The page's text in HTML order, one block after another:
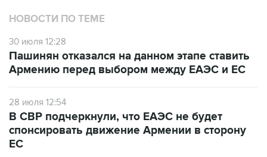
НОВОСТИ ПО ТЕМЕ
30 июля 12:28
Пашинян отказался на данном этапе ставить
Армению перед выбором между ЕАЭС и ЕС
28 июля 12:54
В СВР подчеркнули, что ЕАЭС не будет
спонсировать движение Армении в сторону
ЕС